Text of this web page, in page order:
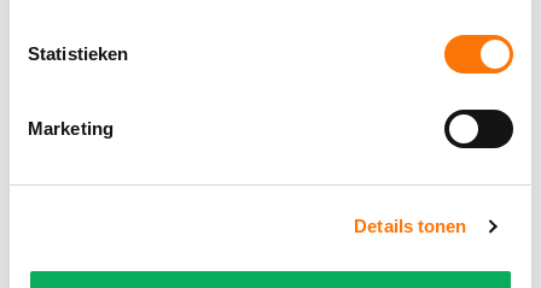
Statistieken
Marketing
Details tonen
Welke dressuurproeven zijn er? En waar vind ik
in de B t/m M2 dressuur?